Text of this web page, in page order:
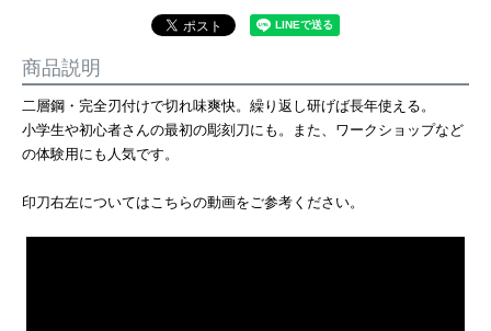
商品説明
二層鋼・完全刃付けで切れ味爽快。繰り返し研げば長年使える。
小学生や初心者さんの最初の彫刻刀にも。また、ワークショップなど
の体験用にも人気です。
印刀右左についてはこちらの動画をご参考ください。